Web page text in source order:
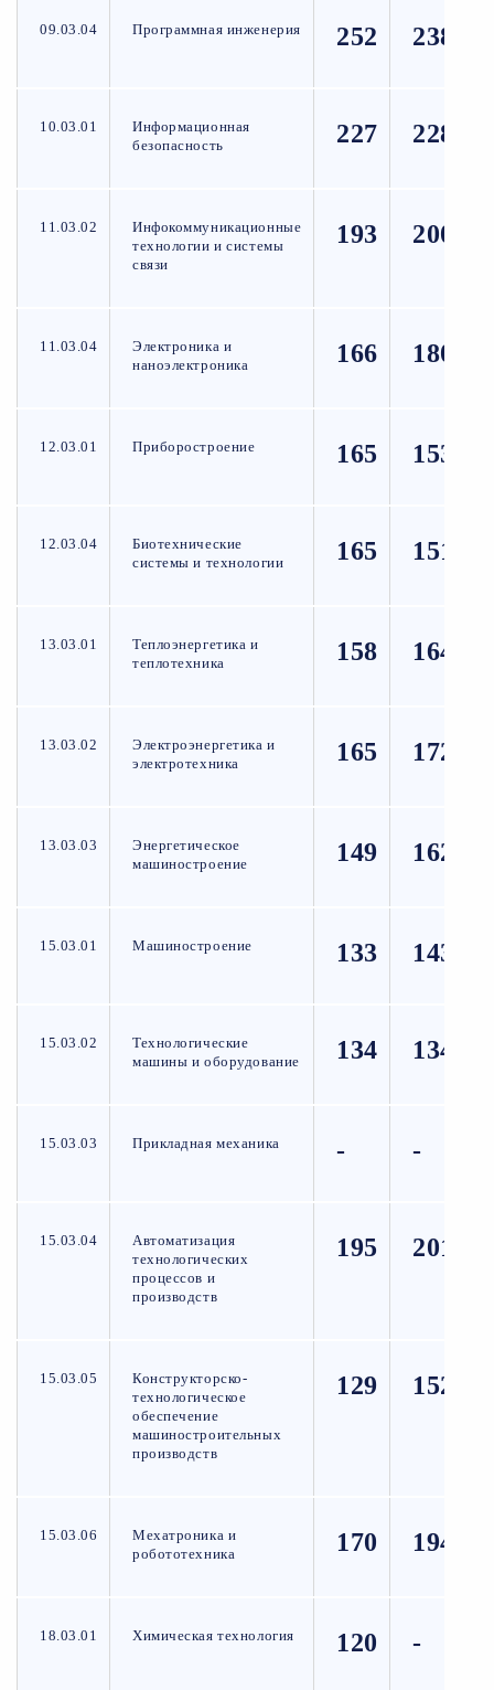
09.03.04 Программная инженерия 252 238
10.03.01
Информационная
безопасность
227 228
11.03.02
Инфокоммуникационные
технологии и системы
связи
193 200
11.03.04
Электроника и
наноэлектроника
166 180
12.03.01 Приборостроение 165 153
12.03.04
Биотехнические
системы и технологии
165 151
13.03.01
Теплоэнергетика и
теплотехника
158 164
13.03.02
Электроэнергетика и
электротехника
165 172
13.03.03
Энергетическое
машиностроение
149 162
15.03.01 Машиностроение 133 143
15.03.02
Технологические
машины и оборудование
134 134
15.03.03 Прикладная механика - -
15.03.04
Автоматизация
технологических
процессов и
производств
195 201
15.03.05
Конструкторско-
технологическое
обеспечение
машиностроительных
производств
129 152
15.03.06
Мехатроника и
робототехника
170 194
18.03.01 Химическая технология 120 -